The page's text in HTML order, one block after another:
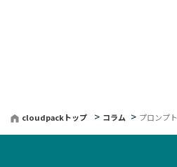
cloudpackトップ コラム プロンプ